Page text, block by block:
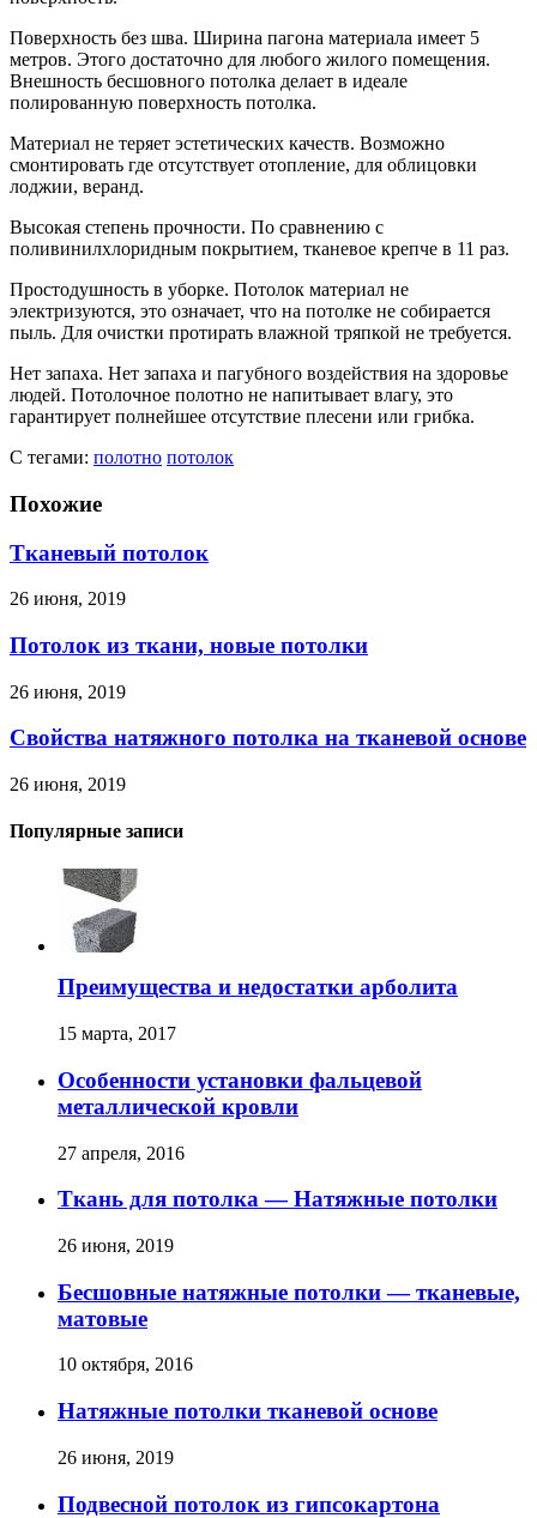
Поверхность без шва. Ширина пагона материала имеет 5
метров. Этого достаточно для любого жилого помещения.
Внешность бесшовного потолка делает в идеале
полированную поверхность потолка.
Материал не теряет эстетических качеств. Возможно
смонтировать где отсутствует отопление, для облицовки
лоджии, веранд.
Высокая степень прочности. По сравнению с
поливинилхлоридным покрытием, тканевое крепче в 11 раз.
Простодушность в уборке. Потолок материал не
электризуются, это означает, что на потолке не собирается
пыль. Для очистки протирать влажной тряпкой не требуется.
Нет запаха. Нет запаха и пагубного воздействия на здоровье
людей. Потолочное полотно не напитывает влагу, это
гарантирует полнейшее отсутствие плесени или грибка.
С тегами: полотно потолок
Похожие
Тканевый потолок
26 июня, 2019
Потолок из ткани, новые потолки
26 июня, 2019
Свойства натяжного потолка на тканевой основе
26 июня, 2019
Популярные записи
Преимущества и недостатки арболита
15 марта, 2017
Особенности установки фальцевой
металлической кровли
27 апреля, 2016
Ткань для потолка — Натяжные потолки
26 июня, 2019
Бесшовные натяжные потолки — тканевые,
матовые
10 октября, 2016
Натяжные потолки тканевой основе
26 июня, 2019
Подвесной потолок из гипсокартона